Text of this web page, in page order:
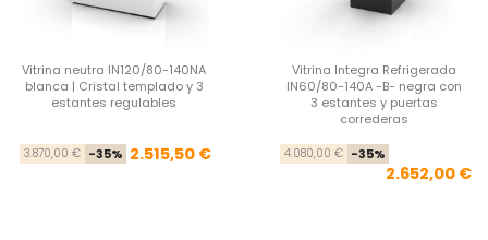
Vitrina neutra IN120/80-140NA
blanca | Cristal templado y 3
estantes regulables
Precio base
3.870,00 € -35% Precio
2.515,50 €
Vitrina Integra Refrigerada
IN60/80-140A -B- negra con
3 estantes y puertas
correderas
4.080,00 € -35%
2.652,00 €